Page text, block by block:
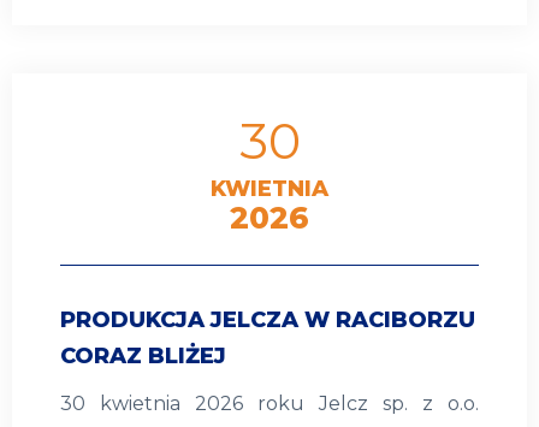
30
KWIETNIA
2026
PRODUKCJA JELCZA W RACIBORZU
CORAZ BLIŻEJ
30 kwietnia 2026 roku Jelcz sp. z o.o.